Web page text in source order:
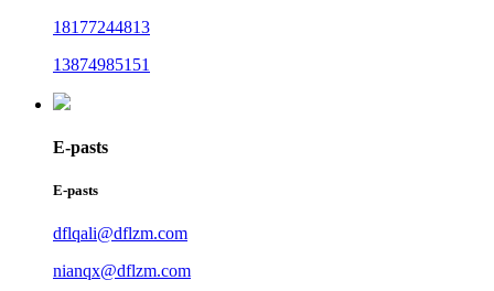
18177244813
13874985151
E-pasts
E-pasts
dflqali@dflzm.com
nianqx@dflzm.com